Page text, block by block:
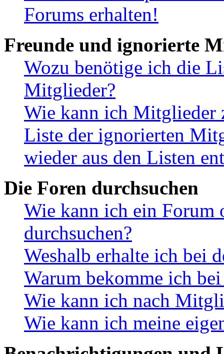
Forums erhalten!
Freunde und ignorierte
Wozu benötige ich die
Mitglieder?
Wie kann ich Mitglieder
Liste der ignorierten
wieder aus den Listen
Die Foren durchsuchen
Wie kann ich ein Forum
durchsuchen?
Weshalb erhalte ich bei
Warum bekomme ich
Wie kann ich nach
Wie kann ich meine